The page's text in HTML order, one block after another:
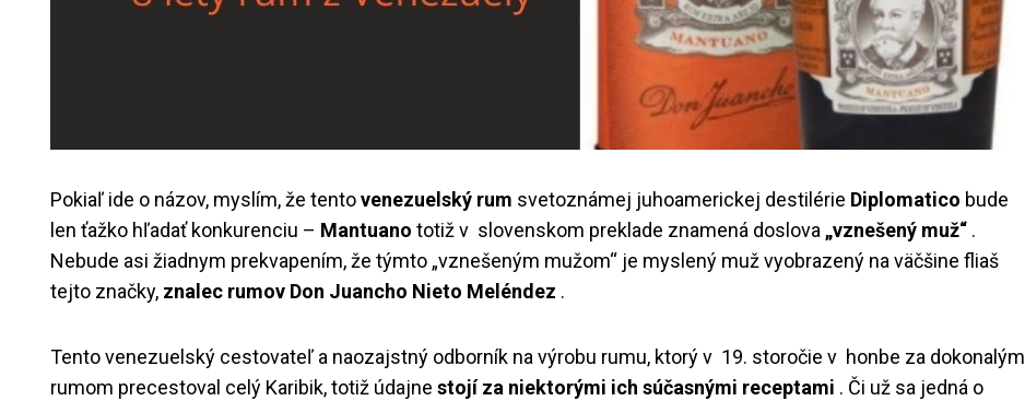
Pokiaľ ide o názov, myslím, že tentovenezuelský rum svetoznámej juhoamerickej destilérie Diplomatico bude
len ťažko hľadať konkurenciu – Mantuano totiž v slovenskom preklade znamená doslova „vznešený muž“ .
Nebude asi žiadnym prekvapením, že týmto „vznešeným mužom“ je myslený muž vyobrazený na väčšine fliaš
tejto značky, znalec rumov Don Juancho Nieto Meléndez .
Tento venezuelský cestovateľ a naozajstný odborník na výrobu rumu, ktorý v 19. storočie v honbe za dokonalým
rumom precestoval celý Karibik, totiž údajne stojí za niektorými ich súčasnými receptami . Či už sa jedná o